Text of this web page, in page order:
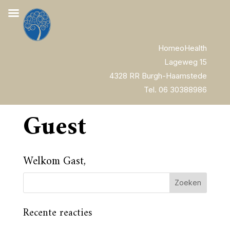
HomeoHealth
Lageweg 15
4328 RR Burgh-Haamstede
Tel. 06 30388986
Guest
Welkom Gast,
Recente reacties